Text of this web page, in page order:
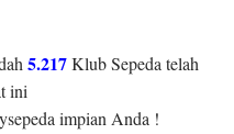
5.217Klub Sepeda telah
ini
impian Anda !